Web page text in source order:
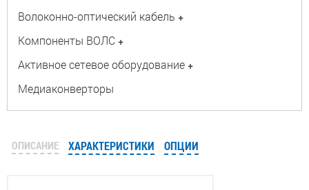
Волоконно-оптический кабель +
Компоненты ВОЛС +
Активное сетевое оборудование +
Медиаконверторы
ОПИСАНИЕ ХАРАКТЕРИСТИКИ ОПЦИИ